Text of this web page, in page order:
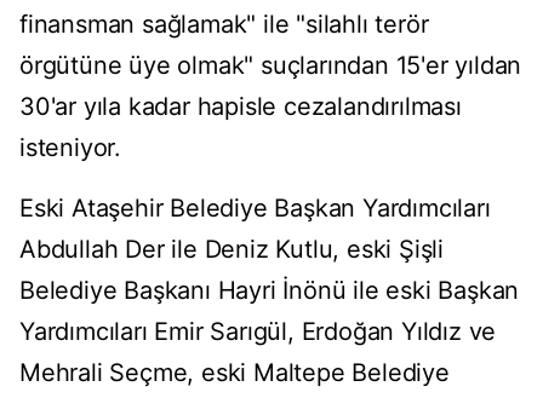
finansman sağlamak" ile "silahlı terör
örgütüne üye olmak" suçlarından 15'er yıldan
30'ar yıla kadar hapisle cezalandırılması
isteniyor.
Eski Ataşehir Belediye Başkan Yardımcıları
Abdullah Der ile Deniz Kutlu, eski Şişli
Belediye Başkanı Hayri İnönü ile eski Başkan
Yardımcıları Emir Sarıgül, Erdoğan Yıldız ve
Mehrali Seçme, eski Maltepe Belediye